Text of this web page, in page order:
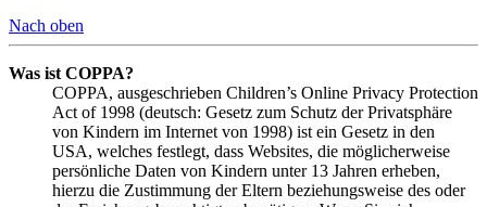
Nach oben
Was ist COPPA?
COPPA, ausgeschrieben Children’s Online Privacy Protection
Act of 1998 (deutsch: Gesetz zum Schutz der Privatsphäre
von Kindern im Internet von 1998) ist ein Gesetz in den
USA, welches festlegt, dass Websites, die möglicherweise
persönliche Daten von Kindern unter 13 Jahren erheben,
hierzu die Zustimmung der Eltern beziehungsweise des oder